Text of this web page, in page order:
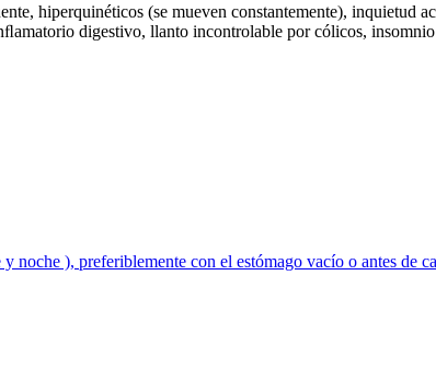
hiperquinéticos (se mueven constantemente), inquietud
digestivo, llanto incontrolable por cólicos,
noche ), preferiblemente con el estómago vacío o antes de